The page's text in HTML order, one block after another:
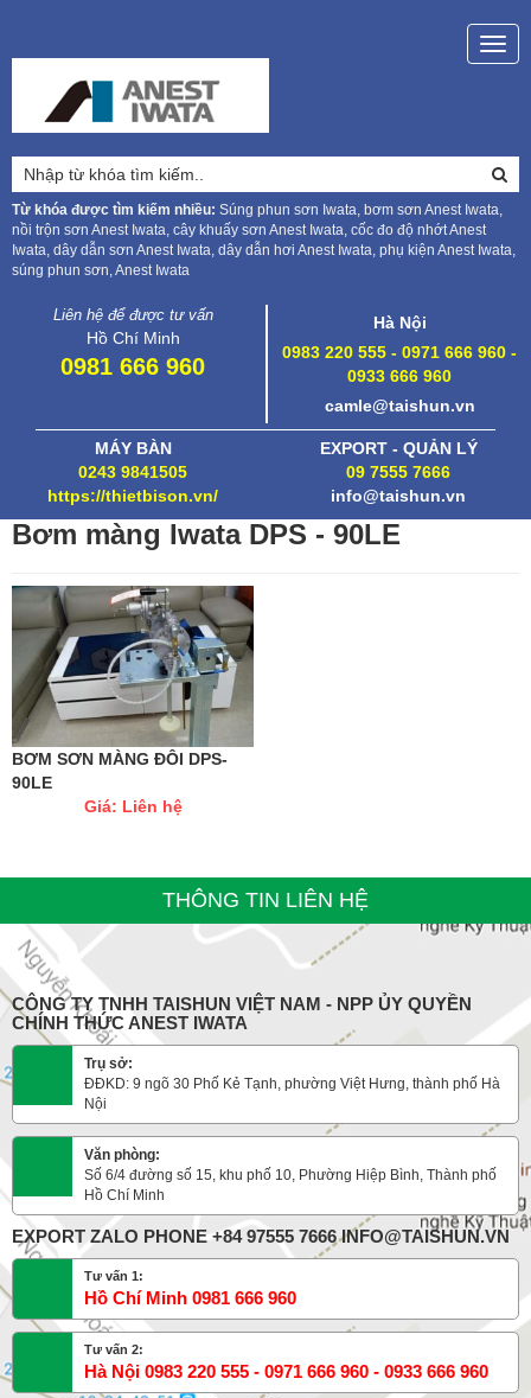
Từ khóa được tìm kiếm nhiều: Súng phun sơn Iwata, bơm sơn Anest Iwata,
nồi trộn sơn Anest Iwata, cây khuấy sơn Anest Iwata, cốc đo độ nhớt Anest
Iwata, dây dẫn sơn Anest Iwata, dây dẫn hơi Anest Iwata, phụ kiện Anest Iwata,
súng phun sơn, Anest Iwata
Liên hệ để được tư vấn
Hồ Chí Minh
0981 666 960
Hà Nội
0983 220 555 - 0971 666 960 -
0933 666 960
camle@taishun.vn
MÁY BÀN
0243 9841505
https://thietbison.vn/
EXPORT - QUẢN LÝ
09 7555 7666
info@taishun.vn
Bơm màng Iwata DPS - 90LE
BƠM SƠN MÀNG ĐÔI DPS-
90LE
Giá: Liên hệ
THÔNG TIN LIÊN HỆ
CÔNG TY TNHH TAISHUN VIỆT NAM - NPP ỦY QUYỀN
CHÍNH THỨC ANEST IWATA
Trụ sở:
ĐĐKD: 9 ngõ 30 Phố Kẻ Tạnh, phường Việt Hưng, thành phố Hà
Nội
Văn phòng:
Số 6/4 đường số 15, khu phố 10, Phường Hiệp Bình, Thành phố
Hồ Chí Minh
EXPORT ZALO PHONE +84 97555 7666 INFO@TAISHUN.VN
Tư vấn 1:
Hồ Chí Minh 0981 666 960
Tư vấn 2:
Hà Nội 0983 220 555 - 0971 666 960 - 0933 666 960